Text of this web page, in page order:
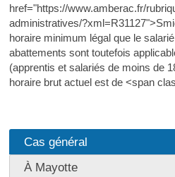
href="https://www.amberac.fr/
administratives/
horaire minimum légal que le
abattements sont toutefois
(apprentis et salariés de moins de
horaire brut actuel est de <span
Cas général
À Mayotte